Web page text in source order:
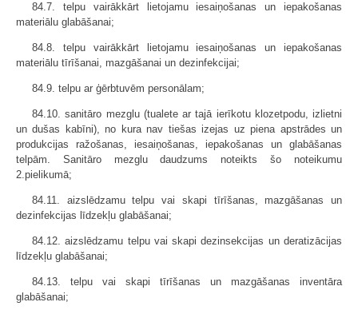
84.7. telpu vairākkārt lietojamu iesaiņošanas un iepakošanas
materiālu glabāšanai;
84.8. telpu vairākkārt lietojamu iesaiņošanas un iepakošanas
materiālu tīrīšanai, mazgāšanai un dezinfekcijai;
84.9. telpu ar ģērbtuvēm personālam;
84.10. sanitāro mezglu (tualete ar tajā ierīkotu klozetpodu, izlietni
un dušas kabīni), no kura nav tiešas izejas uz piena apstrādes un
produkcijas ražošanas, iesaiņošanas, iepakošanas un glabāšanas
telpām. Sanitāro mezglu daudzums noteikts šo noteikumu
2.pielikumā;
84.11. aizslēdzamu telpu vai skapi tīrīšanas, mazgāšanas un
dezinfekcijas līdzekļu glabāšanai;
84.12. aizslēdzamu telpu vai skapi dezinsekcijas un deratizācijas
līdzekļu glabāšanai;
84.13. telpu vai skapi tīrīšanas un mazgāšanas inventāra
glabāšanai;